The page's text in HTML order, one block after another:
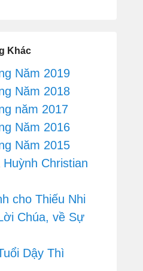
Khác
Năm 2019
Năm 2018
năm 2017
Năm 2016
Năm 2015
Christian
cho Thiếu Nhi
Chúa, về Sự
Dậy Thì